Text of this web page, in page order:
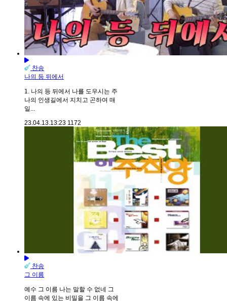
찬송
나의 등 뒤에서
1. 나의 등 뒤에서 나를 도우시는 주
나의 인생길에서 지치고 곤하여 매
일...
23.04.13.13:23 1172
찬송
그 이름
예수 그 이름 나는 말할 수 없네 그
이름 속에 있는 비밀을 그 이름 속에